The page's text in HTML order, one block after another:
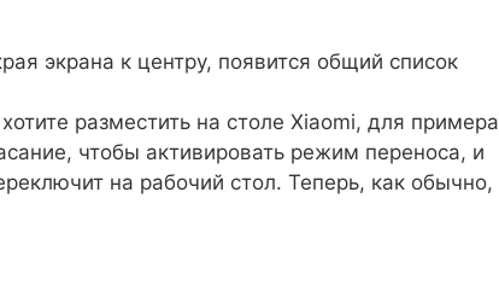
экрана к центру, появится общий список
разместить на столе Xiaomi, для примера
чтобы активировать режим переноса, и
на рабочий стол. Теперь, как обычно,